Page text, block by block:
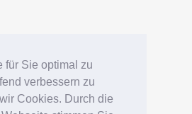
für Sie optimal zu
verbessern zu
Cookies. Durch die